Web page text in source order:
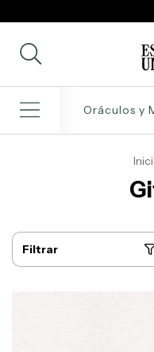
Oráculos y
Filtrar